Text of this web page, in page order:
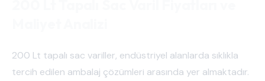
200 Lt tapalı sac variller, endüstriyel alanlarda sıklıkla
tercih edilen ambalaj çözümleri arasında yer almaktadır.